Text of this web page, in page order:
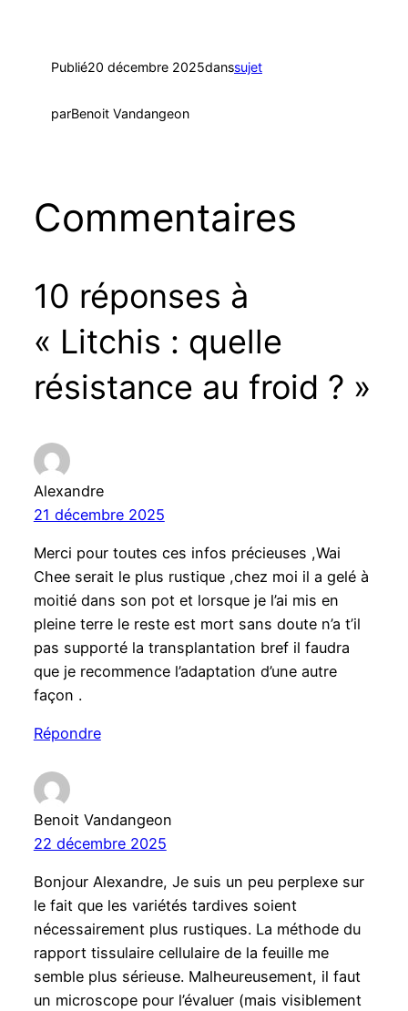
Publié20 décembre 2025danssujet
parBenoit Vandangeon
Commentaires
10 réponses à
« Litchis : quelle
résistance au froid ? »
Alexandre
21 décembre 2025
Merci pour toutes ces infos précieuses ,Wai
Chee serait le plus rustique ,chez moi il a gelé à
moitié dans son pot et lorsque je l’ai mis en
pleine terre le reste est mort sans doute n’a t’il
pas supporté la transplantation bref il faudra
que je recommence l’adaptation d’une autre
façon .
Répondre
Benoit Vandangeon
22 décembre 2025
Bonjour Alexandre, Je suis un peu perplexe sur
le fait que les variétés tardives soient
nécessairement plus rustiques. La méthode du
rapport tissulaire cellulaire de la feuille me
semble plus sérieuse. Malheureusement, il faut
un microscope pour l’évaluer (mais visiblement